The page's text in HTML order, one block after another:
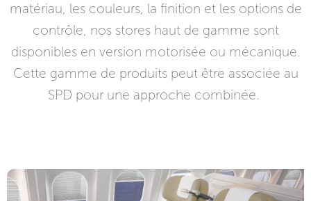
matériau, les couleurs, la finition et les options de
contrôle, nos stores haut de gamme sont
disponibles en version motorisée ou mécanique.
Cette gamme de produits peut être associée au
SPD pour une approche combinée.​ ​​